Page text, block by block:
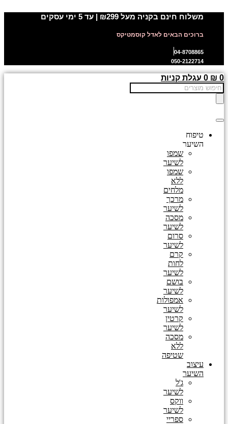
משלוח חינם בקניה מעל ₪299 | עד 5 ימי עסקים
ברוכים הבאים לאדל קוסמטיקס
04-8708865
050-2122714
₪ 0
0 עגלת קניות
Products
search
טיפוח
השיער
שמפו
לשיער
שמפו
ללא
מלחים
מרכך
לשיער
מסכה
לשיער
סרום
לשיער
קרם
לחות
לשיער
בושם
לשיער
אמפולות
לשיער
קרטין
לשיער
מסכה
ללא
שטיפה
עיצוב
השיער
ג'ל
לשיער
ווקס
לשיער
ספריי